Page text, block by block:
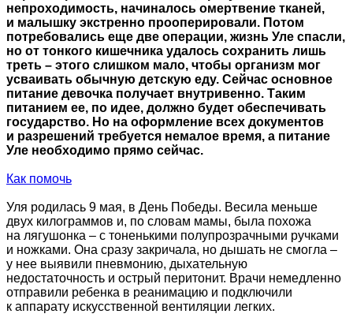
непроходимость, начиналось омертвение тканей,
и малышку экстренно прооперировали. Потом
потребовались еще две операции, жизнь Уле спасли,
но от тонкого кишечника удалось сохранить лишь
треть – этого слишком мало, чтобы организм мог
усваивать обычную детскую еду. Сейчас основное
питание девочка получает внутривенно. Таким
питанием ее, по идее, должно будет обеспечивать
государство. Но на оформление всех документов
и разрешений требуется немалое время, а питание
Уле необходимо прямо сейчас.
Как помочь
Уля родилась 9 мая, в День Победы. Весила меньше
двух килограммов и, по словам мамы, была похожа
на лягушонка – с тоненькими полупрозрачными ручками
и ножками. Она сразу закричала, но дышать не смогла –
у нее выявили пневмонию, дыхательную
недостаточность и острый перитонит. Врачи немедленно
отправили ребенка в реанимацию и подключили
к аппарату искусственной вентиляции легких.